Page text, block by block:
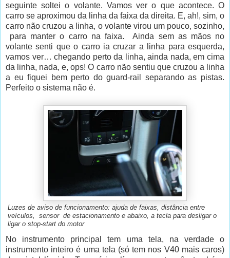
seguinte soltei o volante. Vamos ver o que acontece. O
carro se aproximou da linha da faixa da direita. E, ah!, sim, o
carro não cruzou a linha, o volante virou um pouco, sozinho,
para manter o carro na faixa. Ainda sem as mãos no
volante senti que o carro ia cruzar a linha para esquerda,
vamos ver… chegando perto da linha, ainda nada, em cima
da linha, nada, e, ops! O carro não sentiu que cruzou a linha
a eu fiquei bem perto do guard-rail separando as pistas.
Perfeito o sistema não é.
Luzes de aviso de funcionamento: ajuda de faixas, distância entre
veículos, sensor de estacionamento e abaixo, a tecla para desligar o
ligar o stop-start do motor
No instrumento principal tem uma tela, na verdade o
instrumento inteiro é uma tela (só tem nos V40 mais caros)